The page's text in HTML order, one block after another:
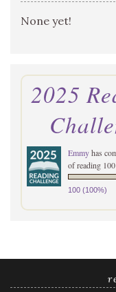
None yet!
2025
Emmyhas
of reading
100 (100%)